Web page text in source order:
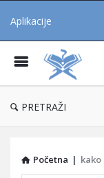
Aplikacije
PRETRAŽI
Početna | kako